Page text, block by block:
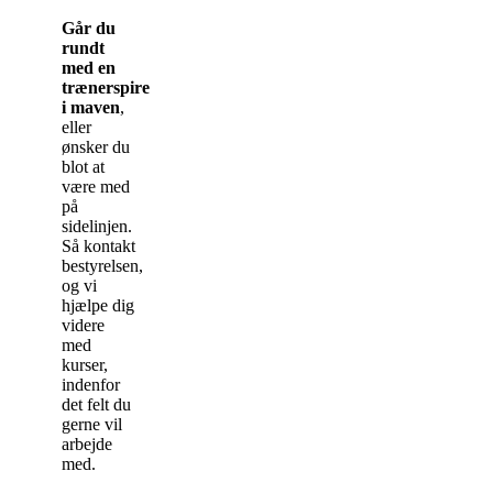
Går du
rundt
med en
trænerspire
i maven,
eller
ønsker du
blot at
være med
på
sidelinjen.
Så kontakt
bestyrelsen,
og vi
hjælpe dig
videre
med
kurser,
indenfor
det felt du
gerne vil
arbejde
med.